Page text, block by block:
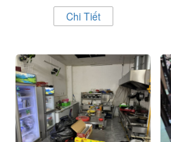
ĐỈNH CAO TỪ NỘI THẤT VIỆT
VƯỢNG
Chi Tiết